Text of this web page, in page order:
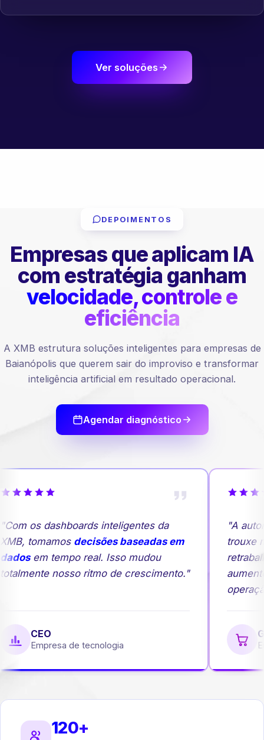
Ver soluções
DEPOIMENTOS
Empresas que aplicam IA
com estratégia ganham
velocidade, controle e
eficiência
A XMB estrutura soluções inteligentes para empresas de
Baianópolis que querem sair do improviso e transformar
inteligência artificial em resultado operacional.
Agendar diagnóstico
os dashboards inteligentes da
tomamosdecisões baseadas em
em tempo real. Isso mudou
nosso ritmo de crescimento."
CEO
Empresa de tecnologia
"A
trouxe
120+